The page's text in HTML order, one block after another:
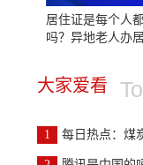
居住证是每个人
吗？异地老人办
大家爱看
1 每日热点：煤炭